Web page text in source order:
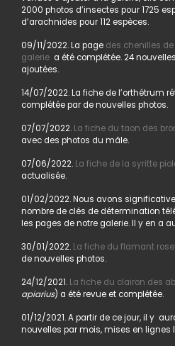
2000 photos d’insectes pour 1725
d’arachnides pour 112 espèces.
09/11/2022. La page des chenilles
galerie a été complétée. 24
ajoutées.
14/07/2022. La fiche de l’orthétrum
complétée par de nouvelles photos.
07/07/2022. La fiche du taon des
avec des photos du mâle.
07/06/2022. La fiche de la syritte
actualisée.
01/02/2022. Nous avons
nombre de clés de détermination
les pages de notre galerie. Il y en a
30/01/2022. La fiche du flamant rose
de nouvelles photos.
24/12/2021. La fiche du clairon des
apiarius) a été revue et complétée.
01/12/2021. A partir de ce jour, il y
nouvelles par mois, mises en lignes